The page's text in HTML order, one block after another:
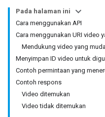
Pada halaman ini
Cara menggunakan API
Cara menggunakan URI video
Mendukung video yang
Menyimpan ID video untuk
Contoh permintaan yang
Contoh respons
Video ditemukan
Video tidak ditemukan